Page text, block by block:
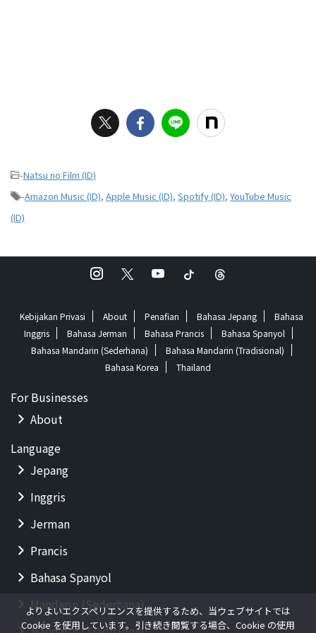
-Natsu no Film (ID)
-Amazon Music (ID), Apple Music (ID), Spotify (ID), YouTube Music
(ID)
Kebijakan Privasi About Penafian Bahasa Jepang
Bahasa
Inggris
Bahasa Jerman Bahasa Prancis
Bahasa Spanyol
Bahasa Mandarin (Sederhana)
Bahasa Mandarin (Tradisional)
Bahasa Korea
Thailand
For Businesses
About
Language
Jepang
Inggris
Jerman
Prancis
Bahasa Spanyol
Mandarin (Sederhana)
よりよいエクスペリエンスを提供するため、当ウェブサイトでは
Cookie を使用しています。引き続き閲覧する場合、Cookie の使用